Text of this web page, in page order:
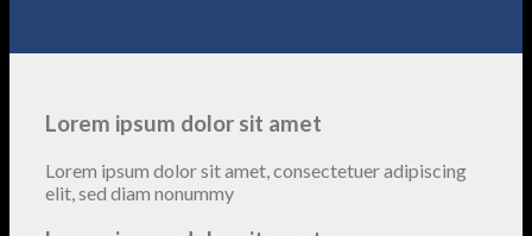
Lorem ipsum dolor sit amet
Lorem ipsum dolor sit amet, consectetuer adipiscing
elit, sed diam nonummy